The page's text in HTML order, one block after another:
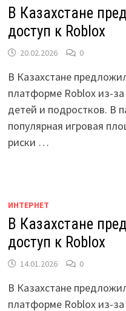
В Казахстане
доступ к Roblox
20.02.2026 0
В Казахстане
платформе Roblox из-
детей и подростков. В
популярная игровая
риски …
ИНТЕРНЕТ
В Казахстане
доступ к Roblox
14.01.2026 0
В Казахстане
платформе Roblox из-